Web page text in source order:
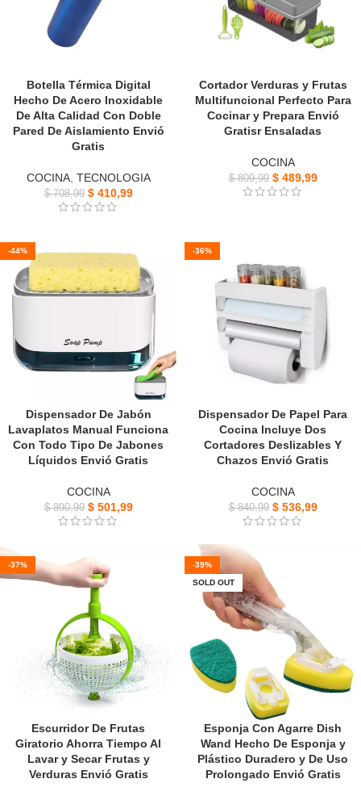
Botella Térmica Digital
Hecho De Acero Inoxidable
De Alta Calidad Con Doble
Pared De Aislamiento Envió
Gratis
COCINA, TECNOLOGIA
$708,99 $410,99
Cortador Verduras y Frutas
Multifuncional Perfecto Para
Cocinar y Prepara Envió
Gratisr Ensaladas
COCINA
$809,99 $489,99
-44%
Dispensador De Jabón
Lavaplatos Manual Funciona
Con Todo Tipo De Jabones
Líquidos Envió Gratis
COCINA
$890,99 $501,99
-36%
Dispensador De Papel Para
Cocina Incluye Dos
Cortadores Deslizables Y
Chazos Envió Gratis
COCINA
$840,99 $536,99
-37%
Escurridor De Frutas
Giratorio Ahorra Tiempo Al
Lavar y Secar Frutas y
Verduras Envió Gratis
-39%
SOLD OUT
Esponja Con Agarre Dish
Wand Hecho De Esponja y
Plástico Duradero y De Uso
Prolongado Envió Gratis